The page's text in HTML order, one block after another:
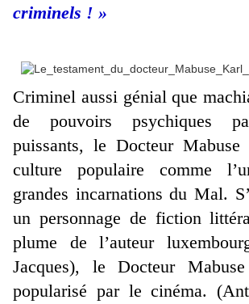
criminels ! »
Criminel aussi génial que
de pouvoirs psychiques
puissants, le Docteur
culture populaire comme
grandes incarnations du Mal.
un personnage de fiction
plume de l’auteur
Jacques), le Docteur
popularisé par le cinéma.